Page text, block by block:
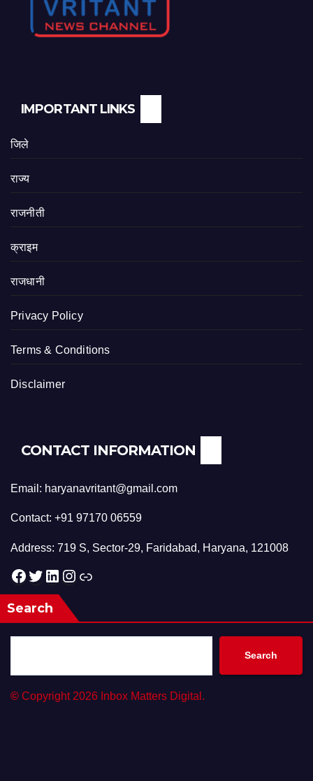
IMPORTANT LINKS
जिले
राज्य
राजनीती
क्राइम
राजधानी
Privacy Policy
Terms & Conditions
Disclaimer
CONTACT INFORMATION
Email: haryanavritant@gmail.com
Contact: +91 97170 06559
Address: 719 S, Sector-29, Faridabad, Haryana, 121008
Facebook Twitter LinkedIn Instagram Link
Search
Search
© Copyright 2026 Inbox Matters Digital.